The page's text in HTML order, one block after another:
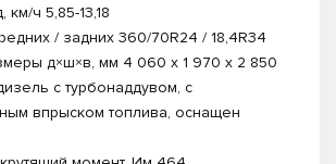
км/ч 5,85-13,18
/ задних 360/70R24 / 18,4R34
д×ш×в, мм 4 060 x 1 970 x 2 850
с турбонаддувом, с
впрыском топлива, оснащен